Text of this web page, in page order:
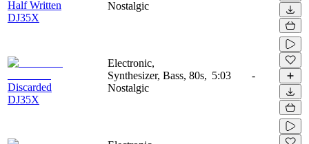
Half Written
DJ35X
Nostalgic
Discarded
DJ35X
Electronic,
Synthesizer, Bass, 80s,
Nostalgic
5:03 -